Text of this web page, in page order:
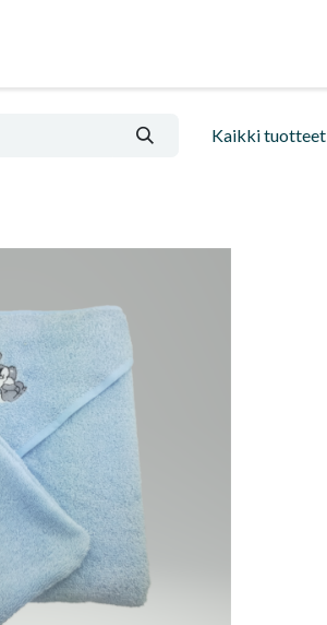
Kaikki tuotteet